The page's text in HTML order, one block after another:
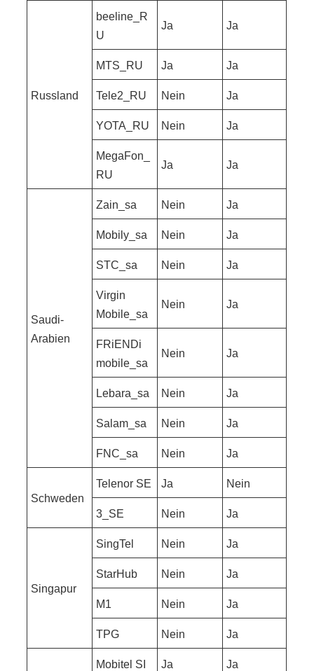
Russland
beeline_R
U
Ja Ja
MTS_RU Ja Ja
Tele2_RU Nein Ja
YOTA_RU Nein Ja
MegaFon_
RU
Ja Ja
Saudi-
Arabien
Zain_sa Nein Ja
Mobily_sa Nein Ja
STC_sa Nein Ja
Virgin
Mobile_sa
Nein Ja
FRiENDi
mobile_sa
Nein Ja
Lebara_sa Nein Ja
Salam_sa Nein Ja
FNC_sa Nein Ja
Schweden
Telenor SE Ja Nein
3_SE Nein Ja
Singapur
SingTel Nein Ja
StarHub Nein Ja
M1 Nein Ja
TPG Nein Ja
Mobitel SI Ja Ja